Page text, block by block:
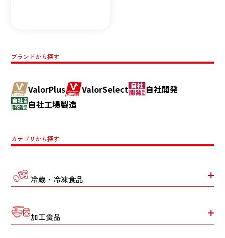
ブランドから探す
ValorPlus ValorSelect
自社開発
自社工場製造
カテゴリから探す
冷蔵・冷凍食品
加工食品